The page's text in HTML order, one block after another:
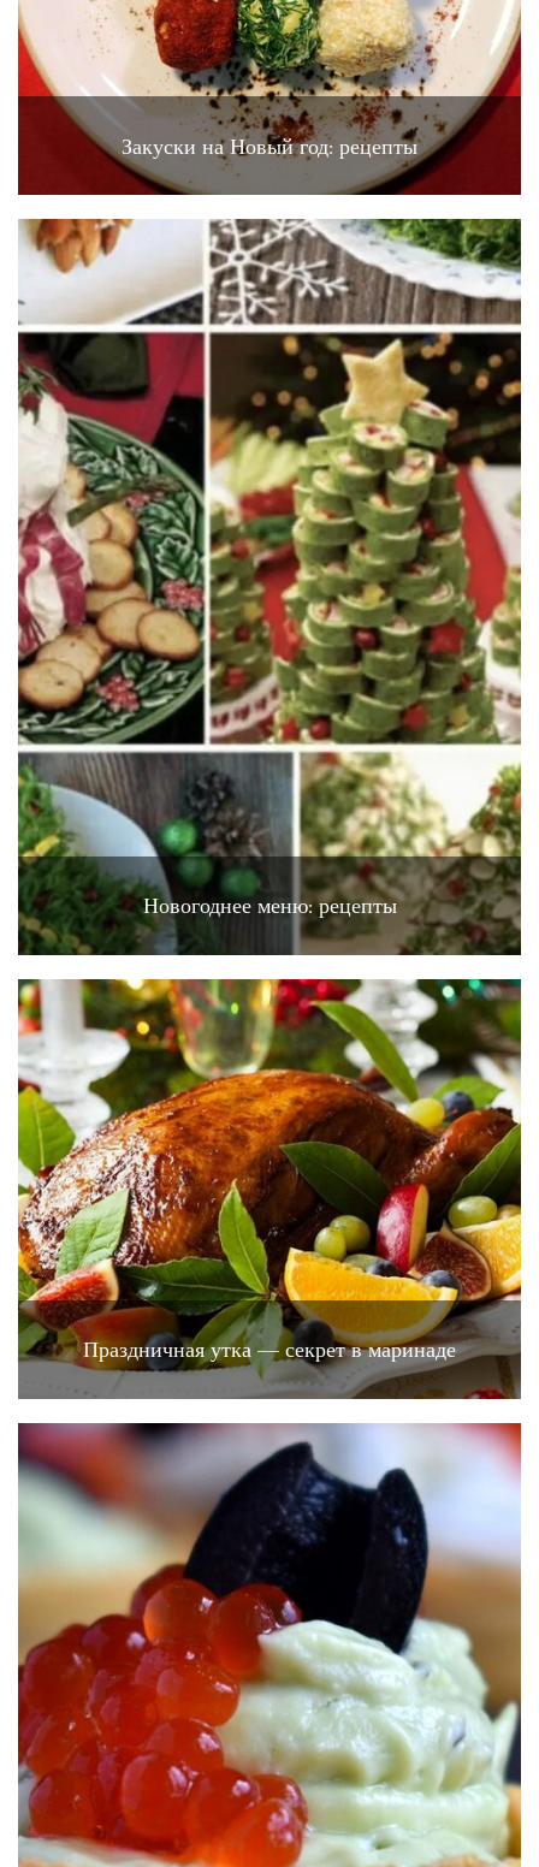
Закуски на Новый год: рецепты
Новогоднее меню: рецепты
Праздничная утка — секрет в маринаде